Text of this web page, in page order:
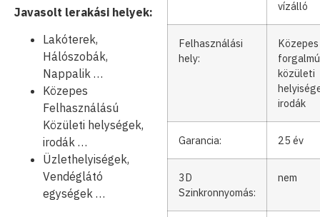
Javasolt lerakási helyek:
Lakóterek,
Hálószobák,
Nappalik …
Közepes
Felhasználású
Közületi helységek,
irodák …
Üzlethelyiségek,
Vendéglátó
egységek …
vízálló
Felhasználási
hely:
Közepes
forgalmú
közületi
irodák
Garancia: 25 év
3D
Szinkronnyomás:
nem